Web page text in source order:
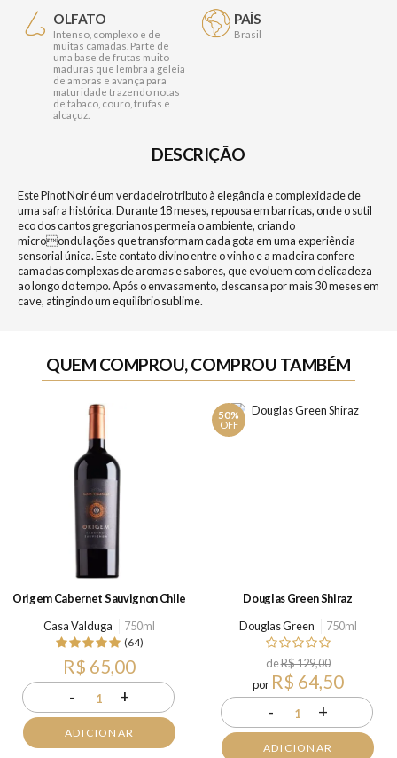
OLFATO
Intenso, complexo e de
muitas camadas. Parte de
uma base de frutas muito
maduras que lembra a geleia
de amoras e avança para
maturidade trazendo notas
de tabaco, couro, trufas e
alcaçuz.
PAÍS
Brasil
DESCRIÇÃO
Este Pinot Noir é um verdadeiro tributo à elegância e complexidade de
uma safra histórica. Durante 18 meses, repousa em barricas, onde o sutil
eco dos cantos gregorianos permeia o ambiente, criando
microondulações que transformam cada gota em uma experiência
sensorial única. Este contato divino entre o vinho e a madeira confere
camadas complexas de aromas e sabores, que evoluem com delicadeza
ao longo do tempo. Após o envasamento, descansa por mais 30 meses em
cave, atingindo um equilíbrio sublime.
QUEM COMPROU, COMPROU TAMBÉM
Origem Cabernet Sauvignon Chile
Casa Valduga
750ml
(64)
R$ 65,00
- 1 +
ADICIONAR
50%
OFF
Douglas Green Shiraz
Douglas Green
750ml
deR$ 129,00
por R$ 64,50
- 1 +
ADICIONAR